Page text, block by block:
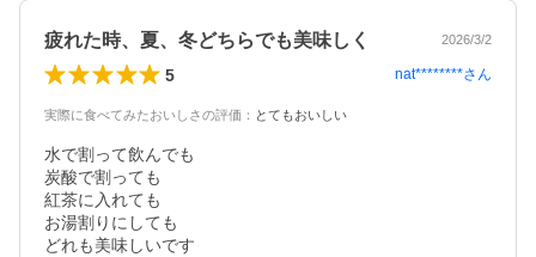
疲れた時、夏、冬どちらでも美味しく 2026/3/2
5 nat********さん
実際に食べてみたおいしさの評価 ： とてもおいしい
水で割って飲んでも
炭酸で割っても
紅茶に入れても
お湯割りにしても
どれも美味しいです